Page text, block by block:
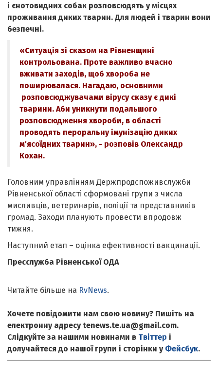
і єнотовидних собак розповсюдять у місцях
проживання диких тварин. Для людей і тварин вони
безпечні.
«Ситуація зі сказом на Рівненщині
контрольована. Проте важливо вчасно
вживати заходів, щоб хвороба не
поширювалася. Нагадаю, основними
розповсюджувачами вірусу сказу є дикі
тварини. Аби уникнути подальшого
розповсюдження хвороби, в області
проводять пероральну імунізацію диких
м'ясоїдних тварин», - розповів Олександр
Кохан.
Головним управлінням Держпродспоживслужби
Рівненської області сформовані групи з числа
мисливців, ветеринарів, поліції та представників
громад. Заходи планують провести впродовж
тижня.
Наступний етап – оцінка ефективності вакцинації.
Пресслужба Рівненської ОДА
Читайте більше на RvNews.
Хочете повідомити нам свою новину? Пишіть на
електронну адресу tenews.te.ua@gmail.com.
Слідкуйте за нашими новинами в Твіттер і
долучайтеся до нашої групи і сторінки у Фейсбук.